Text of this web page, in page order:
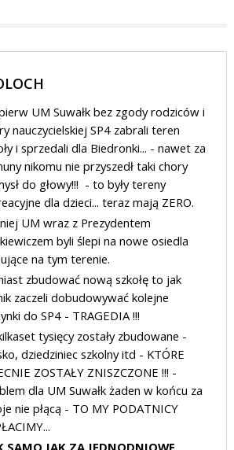
UM Suwałk bez zgody rodziców i
nauczycielskiej SP4 zabrali teren
i sprzedali dla Biedronki... - nawet za
nikomu nie przyszedł taki chory
do głowy!!! - to były tereny
dla dzieci... teraz mają ZERO.
UM wraz z Prezydentem
byli ślepi na nowe osiedla
na tym terenie.
zbudować nową szkołę to jak
zaczeli dobudowywać kolejne
do SP4 - TRAGEDIA !!!
tysięcy zostały zbudowane -
dziedziniec szkolny itd - KTÓRE
ZOSTAŁY ZNISZCZONE !!! -
dla UM Suwałk żaden w końcu za
nie płącą - TO MY PODATNICY